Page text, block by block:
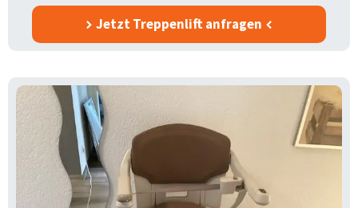
Jetzt Treppenlift anfragen